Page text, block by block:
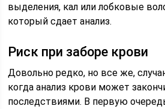
выделения, кал или лобковые
который сдает анализ.
Риск при заборе крови
Довольно редко, но все же,
когда анализ крови может
последствиями. В первую